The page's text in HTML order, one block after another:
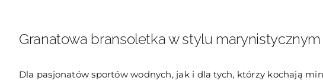
Granatowa bransoletka w stylu
Dla pasjonatów sportów wodnych, jak i dla tych, którzy kochają